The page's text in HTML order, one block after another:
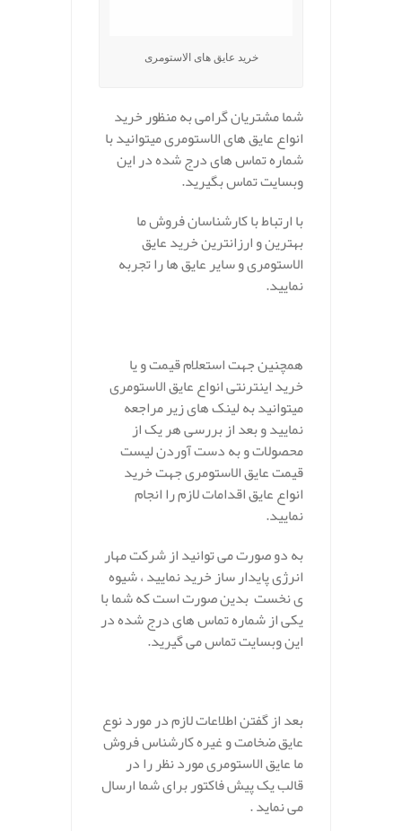
خرید عایق های الاستومری
شما مشتریان گرامی به منظور خرید
انواع عایق های الاستومری میتوانید با
شماره تماس های درج شده در این
وبسایت تماس بگیرید.
با ارتباط با کارشناسان فروش ما
بهترین و ارزانترین خرید عایق
الاستومری و سایر عایق ها را تجربه
نمایید.
همچنین جهت استعلام قیمت و یا
خرید اینترنتی انواع عایق الاستومری
میتوانید به لینک های زیر مراجعه
نمایید و بعد از بررسی هر یک از
محصولات و به دست آوردن لیست
قیمت عایق الاستومری جهت خرید
انواع عایق اقدامات لازم را انجام
نمایید.
به دو صورت می توانید از شرکت مهار
انرژی پایدار ساز خرید نمایید ، شیوه
ی نخست بدین صورت است که شما با
یکی از شماره تماس های درج شده در
این وبسایت تماس می گیرید.
بعد از گفتن اطلاعات لازم در مورد نوع
عایق ضخامت و غیره کارشناس فروش
ما عایق الاستومری مورد نظر را در
قالب یک پیش فاکتور برای شما ارسال
می نماید .